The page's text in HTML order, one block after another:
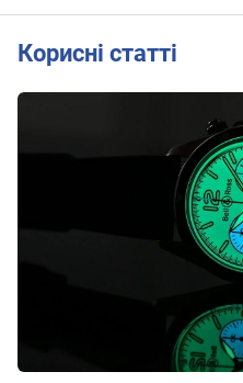
Корисні статті